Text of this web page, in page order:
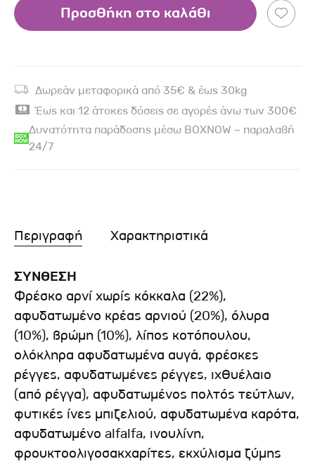
Προσθήκη στο καλάθι
Δωρεάν μεταφορικά από 35€ & έως 30kg
Έως και 12 άτοκες δόσεις σε αγορές άνω των 300€
Δυνατότητα παράδοσης μέσω BOXNOW – παραλαβή
24/7
Περιγραφή Χαρακτηριστικά
ΣΥΝΘΕΣΗ
Φρέσκο αρνί χωρίς κόκκαλα (22%),
αφυδατωμένο κρέας αρνιού (20%), όλυρα
(10%), βρώμη (10%), λίπος κοτόπουλου,
ολόκληρα αφυδατωμένα αυγά, φρέσκες
ρέγγες, αφυδατωμένες ρέγγες, ιχθυέλαιο
(από ρέγγα), αφυδατωμένος πολτός τεύτλων,
φυτικές ίνες μπιζελιού, αφυδατωμένα καρότα,
αφυδατωμένο alfalfa, ινουλίνη,
φρουκτοολιγοσακχαρίτες, εκχύλισμα ζύμης